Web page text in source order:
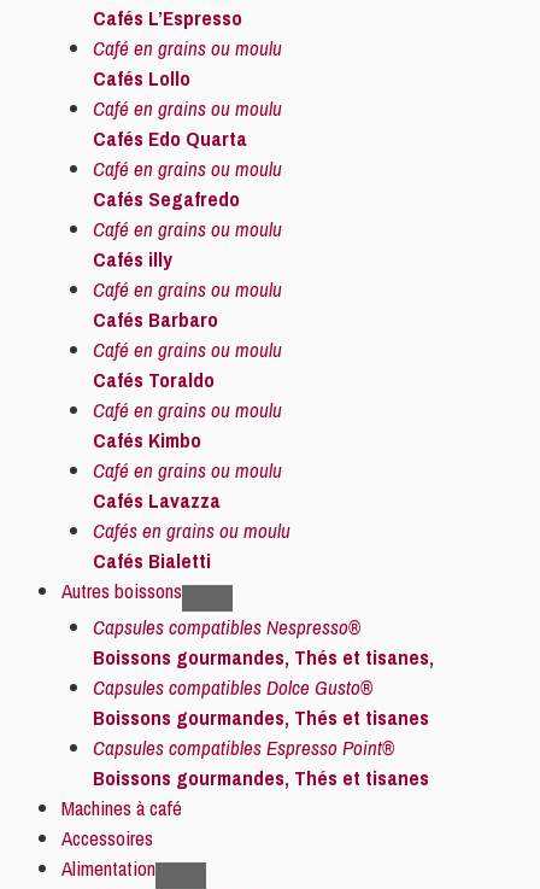
Cafés L’Espresso
Café en grains ou moulu
Cafés Lollo
Café en grains ou moulu
Cafés Edo Quarta
Café en grains ou moulu
Cafés Segafredo
Café en grains ou moulu
Cafés illy
Café en grains ou moulu
Cafés Barbaro
Café en grains ou moulu
Cafés Toraldo
Café en grains ou moulu
Cafés Kimbo
Café en grains ou moulu
Cafés Lavazza
Cafés en grains ou moulu
Cafés Bialetti
Autres boissons
Capsules compatibles Nespresso®
Boissons gourmandes, Thés et tisanes,
Capsules compatibles Dolce Gusto®
Boissons gourmandes, Thés et tisanes
Capsules compatibles Espresso Point®
Boissons gourmandes, Thés et tisanes
Machines à café
Accessoires
Alimentation